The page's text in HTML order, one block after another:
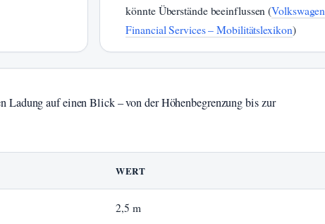
könnte Überstände beeinflussen (Volkswagen
Financial Services – Mobilitätslexikon)
Ladung auf einen Blick – von der Höhenbegrenzung bis zur
WERT
2,5 m